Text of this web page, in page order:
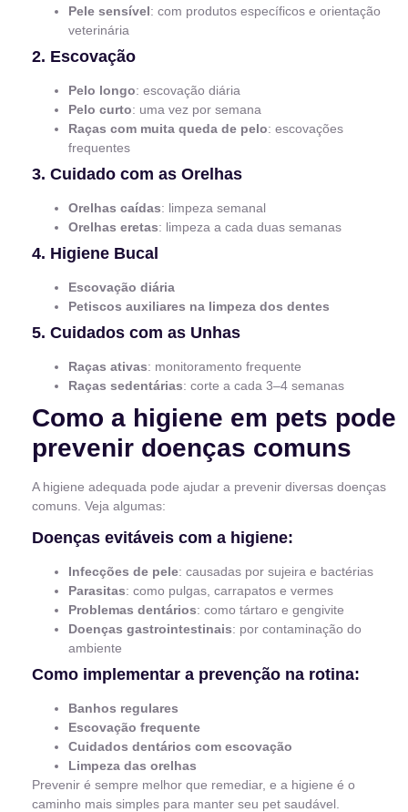
Pele sensível: com produtos específicos e orientação
veterinária
2. Escovação
Pelo longo: escovação diária
Pelo curto: uma vez por semana
Raças com muita queda de pelo: escovações
frequentes
3. Cuidado com as Orelhas
Orelhas caídas: limpeza semanal
Orelhas eretas: limpeza a cada duas semanas
4. Higiene Bucal
Escovação diária
Petiscos auxiliares na limpeza dos dentes
5. Cuidados com as Unhas
Raças ativas: monitoramento frequente
Raças sedentárias: corte a cada 3–4 semanas
Como a higiene em pets pode
prevenir doenças comuns
A higiene adequada pode ajudar a prevenir diversas doenças
comuns. Veja algumas:
Doenças evitáveis com a higiene:
Infecções de pele: causadas por sujeira e bactérias
Parasitas: como pulgas, carrapatos e vermes
Problemas dentários: como tártaro e gengivite
Doenças gastrointestinais: por contaminação do
ambiente
Como implementar a prevenção na rotina:
Banhos regulares
Escovação frequente
Cuidados dentários com escovação
Limpeza das orelhas
Prevenir é sempre melhor que remediar, e a higiene é o
caminho mais simples para manter seu pet saudável.